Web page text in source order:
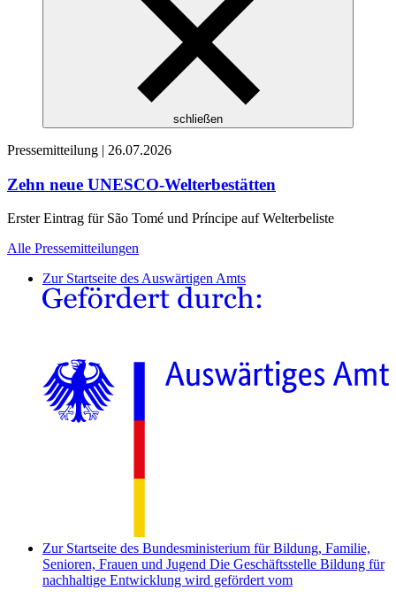
schließen
Pressemitteilung | 26.07.2026
Zehn neue UNESCO-Welterbestätten
Erster Eintrag für São Tomé und Príncipe auf Welterbeliste
Alle Pressemitteilungen
Zur Startseite des Auswärtigen Amts
Zur Startseite des Bundesministerium für Bildung, Familie,
Senioren, Frauen und Jugend Die Geschäftsstelle Bildung für
nachhaltige Entwicklung wird gefördert vom